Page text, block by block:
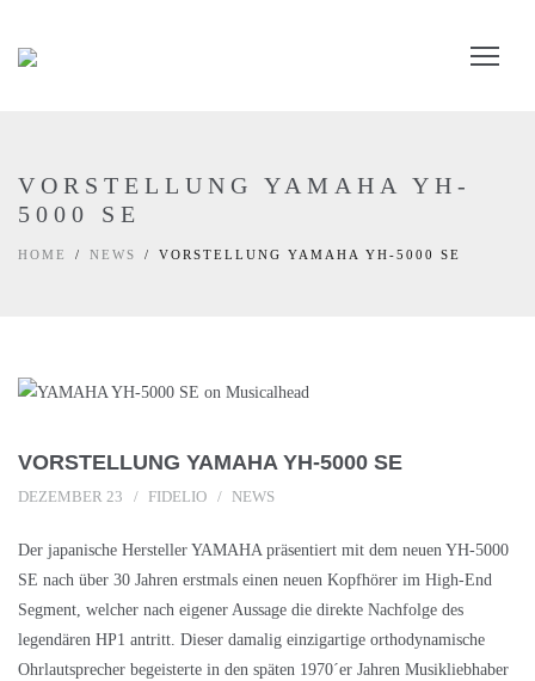
VORSTELLUNG YAMAHA YH-
5000 SE
HOME NEWS VORSTELLUNG YAMAHA YH-5000 SE
VORSTELLUNG YAMAHA YH-5000 SE
DEZEMBER 23 FIDELIO NEWS
Der japanische Hersteller YAMAHA präsentiert mit dem neuen YH-5000
SE nach über 30 Jahren erstmals einen neuen Kopfhörer im High-End
Segment, welcher nach eigener Aussage die direkte Nachfolge des
legendären HP1 antritt. Dieser damalig einzigartige orthodynamische
Ohrlautsprecher begeisterte in den späten 1970´er Jahren Musikliebhaber